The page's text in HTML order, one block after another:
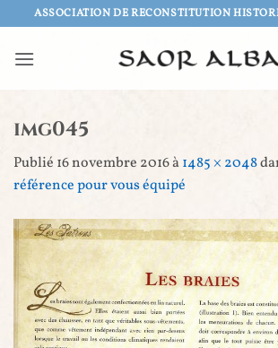
Passer
au
contenu
ASSOCIATION DE RECONSTITUTION
img045
Publié 16 novembre 2016à1485 × 2048
référence pour vous équipé